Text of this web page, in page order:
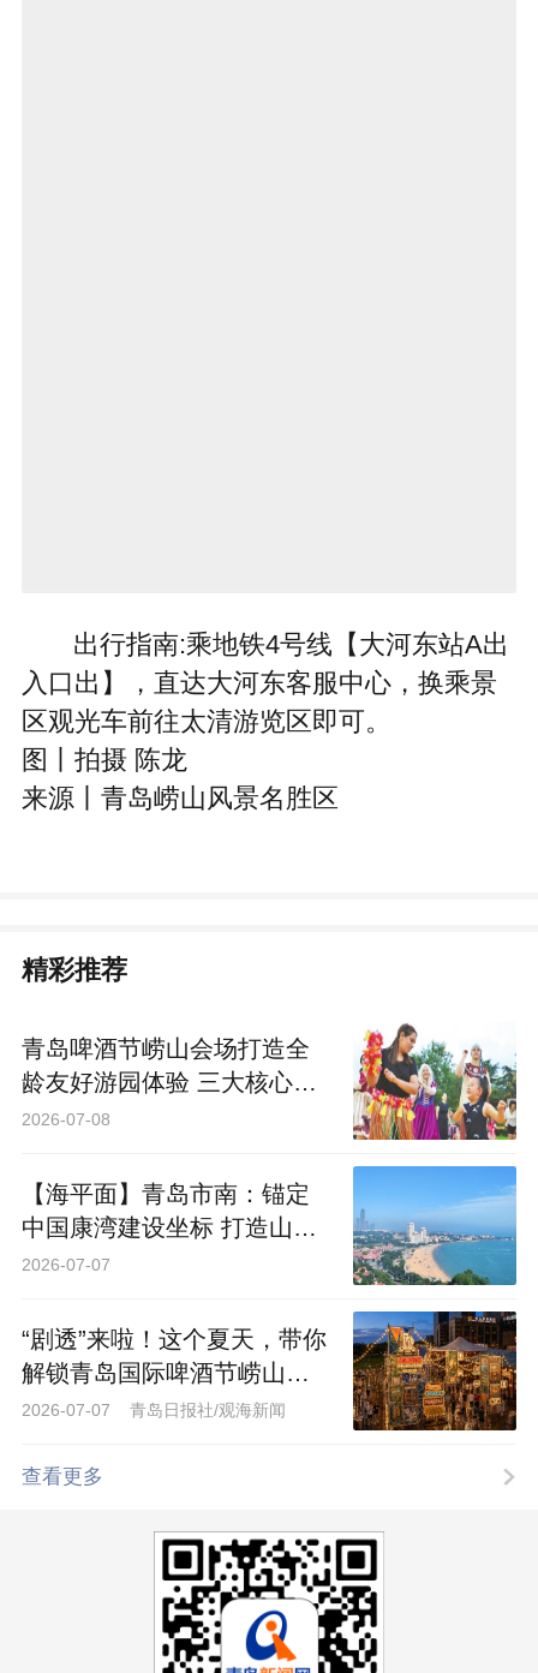
出行指南:乘地铁4号线【大河东站A出
入口出】，直达大河东客服中心，换乘景
区观光车前往太清游览区即可。
图丨拍摄 陈龙
来源丨青岛崂山风景名胜区
精彩推荐
青岛啤酒节崂山会场打造全
龄友好游园体验 三大核心乐
园喊你来“嗨啤”
2026-07-08
【海平面】青岛市南：锚定
中国康湾建设坐标 打造山海
共生的康养样板
2026-07-07
“剧透”来啦！这个夏天，带你
解锁青岛国际啤酒节崂山会
场的N种玩法
2026-07-07 青岛日报社/观海新闻
查看更多